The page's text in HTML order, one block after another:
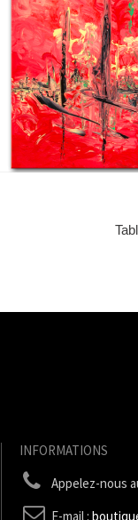
INFORMATIONS
Appelez-nous
E-mail :